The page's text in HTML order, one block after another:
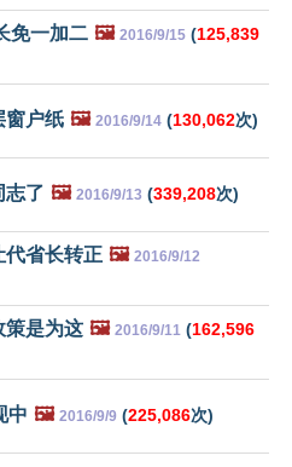
免一加二 🖼️ 2016/9/15 (125,839
窗户纸 🖼️ 2016/9/14 (130,062次)
志了 🖼️ 2016/9/13 (339,208次)
代省长转正 🖼️ 2016/9/12
策是为这 🖼️ 2016/9/11 (162,596
中 🖼️ 2016/9/9 (225,086次)